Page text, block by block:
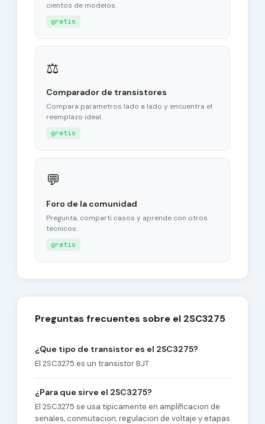
cientos de modelos.
gratis
⚖
Comparador de transistores
Compara parametros lado a lado y encuentra el
reemplazo ideal.
gratis
💬
Foro de la comunidad
Pregunta, comparti casos y aprende con otros
tecnicos.
gratis
Preguntas frecuentes sobre el 2SC3275
¿Que tipo de transistor es el 2SC3275?
El 2SC3275 es un transistor BJT .
¿Para que sirve el 2SC3275?
El 2SC3275 se usa tipicamente en amplificacion de
senales, conmutacion, regulacion de voltaje y etapas